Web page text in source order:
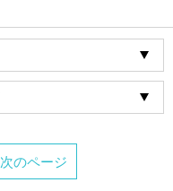
次のページ